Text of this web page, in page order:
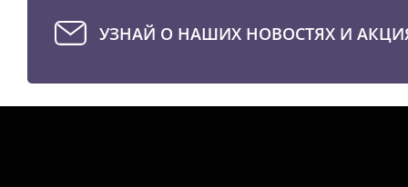
УЗНАЙ О НАШИХ НОВОСТЯХ И